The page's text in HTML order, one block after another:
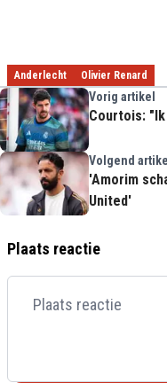
Anderlecht Olivier Renard
Vorig artikel
Courtois:
Volgend artikel
'Amorim
United'
Plaats reactie